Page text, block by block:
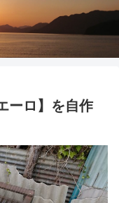
ーロ】を自作